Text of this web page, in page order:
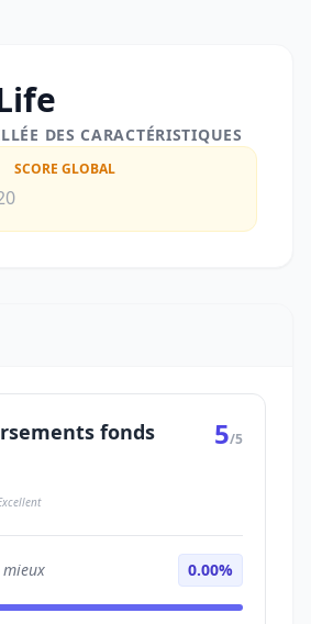
DES CARACTÉRISTIQUES
SCORE GLOBAL
fonds
5/5
0.00%